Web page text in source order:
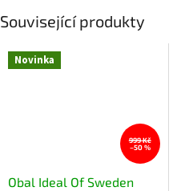
Související produkty
Novinka
999 Kč
–50 %
Obal Ideal Of Sweden